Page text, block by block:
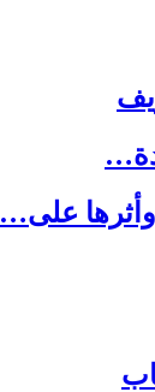
وأثرها على…